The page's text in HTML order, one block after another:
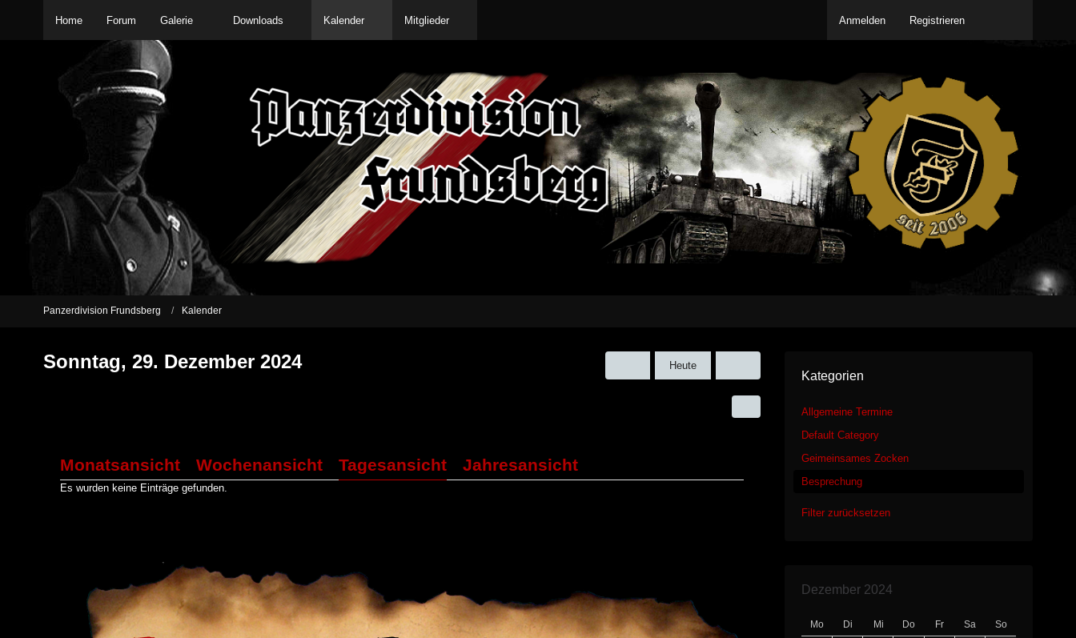
Home Forum Galerie Downloads Kalender Mitglieder Anmelden Registrieren
Panzerdivision Frundsberg Kalender
Sonntag, 29. Dezember 2024 Heute
Monatsansicht Wochenansicht Tagesansicht Jahresansicht
Es wurden keine Einträge gefunden.
Kategorien
Allgemeine Termine
Default Category
Geimeinsames Zocken
Besprechung
Filter zurücksetzen
Dezember 2024
Mo Di Mi Do Fr Sa So